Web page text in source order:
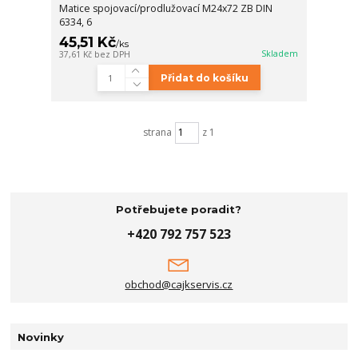
Matice spojovací/prodlužovací M24x72 ZB DIN
6334, 6
45,51 Kč/ks
37,61 Kč bez DPH Skladem
Přidat do košíku
strana z 1
Potřebujete poradit?
+420 792 757 523
obchod@cajkservis.cz
Novinky